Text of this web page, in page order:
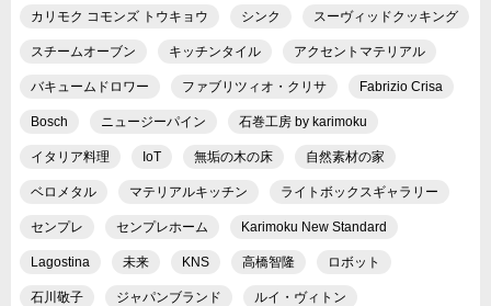
カリモク コモンズ トウキョウ シンク スーヴィッドクッキング
スチームオーブン キッチンタイル アクセントマテリアル
バキュームドロワー ファブリツィオ・クリサ Fabrizio Crisa
Bosch ニュージーパイン 石巻工房 by karimoku
イタリア料理 IoT 無垢の木の床 自然素材の家
ベロメタル マテリアルキッチン ライトボックスギャラリー
センプレ センプレホーム Karimoku New Standard
Lagostina 未来 KNS 高橋智隆 ロボット
石川敬子 ジャパンブランド ルイ・ヴィトン